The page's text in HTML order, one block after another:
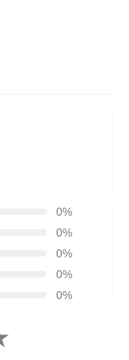
0%
0%
0%
0%
0%